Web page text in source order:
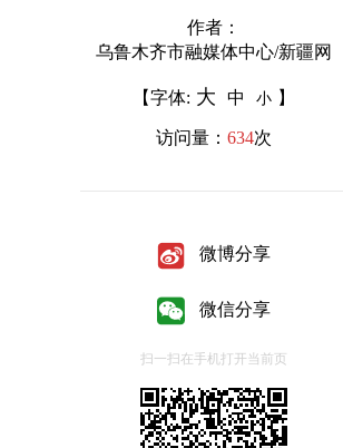
作者：
乌鲁木齐市融媒体中心/新疆网
【字体: 大 中 小 】
访问量： 634次
微博分享
微信分享
扫一扫在手机打开当前页